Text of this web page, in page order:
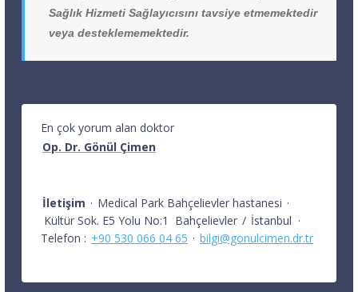
Sağlık Hizmeti Sağlayıcısını tavsiye etmemektedir
veya desteklememektedir.
En çok yorum alan doktor
Op. Dr. Gönül Çimen
İletişim · Medical Park Bahçelievler hastanesi ·
Kültür Sok. E5 Yolu No:1
Bahçelievler / İstanbul ·
Telefon : +90 530 066 04 65 · bilgi@gonulcimen.dr.tr